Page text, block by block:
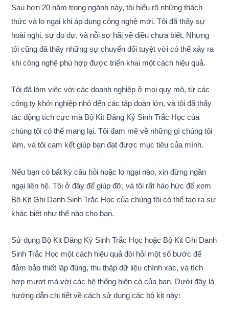
Sau hơn 20 năm trong ngành này, tôi hiểu rõ những thách
thức và lo ngại khi áp dụng công nghệ mới. Tôi đã thấy sự
hoài nghi, sự do dự, và nỗi sợ hãi về điều chưa biết. Nhưng
tôi cũng đã thấy những sự chuyển đổi tuyệt vời có thể xảy ra
khi công nghệ phù hợp được triển khai một cách hiệu quả.
Tôi đã làm việc với các doanh nghiệp ở mọi quy mô, từ các
công ty khởi nghiệp nhỏ đến các tập đoàn lớn, và tôi đã thấy
tác động tích cực mà Bộ Kit Đăng Ký Sinh Trắc Học của
chúng tôi có thể mang lại. Tôi đam mê về những gì chúng tôi
làm, và tôi cam kết giúp bạn đạt được mục tiêu của mình.
Nếu bạn có bất kỳ câu hỏi hoặc lo ngại nào, xin đừng ngần
ngại liên hệ. Tôi ở đây để giúp đỡ, và tôi rất háo hức để xem
Bộ Kit Ghi Danh Sinh Trắc Học của chúng tôi có thể tạo ra sự
khác biệt như thế nào cho bạn.
Sử dụng Bộ Kit Đăng Ký Sinh Trắc Học hoặc Bộ Kit Ghi Danh
Sinh Trắc Học một cách hiệu quả đòi hỏi một số bước để
đảm bảo thiết lập đúng, thu thập dữ liệu chính xác, và tích
hợp mượt mà với các hệ thống hiện có của bạn. Dưới đây là
hướng dẫn chi tiết về cách sử dụng các bộ kit này: